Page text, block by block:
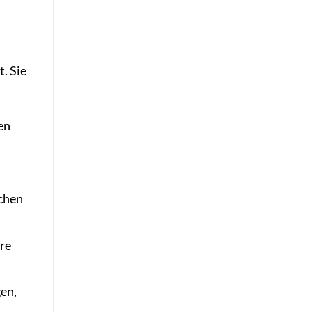
Sie